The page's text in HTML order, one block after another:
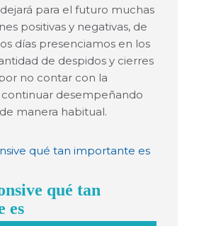
para el futuro muchas
positivas y negativas, de
días presenciamos en los
de despidos y cierres
no contar con la
desempeñando
manera habitual.
qué tan
es